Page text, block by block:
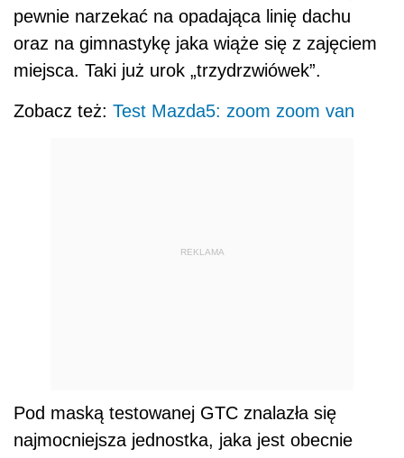
pewnie narzekać na opadająca linię dachu
oraz na gimnastykę jaka wiąże się z zajęciem
miejsca. Taki już urok „trzydrzwiówek”.
Zobacz też: Test Mazda5: zoom zoom van
REKLAMA
Pod maską testowanej GTC znalazła się
najmocniejsza jednostka, jaka jest obecnie